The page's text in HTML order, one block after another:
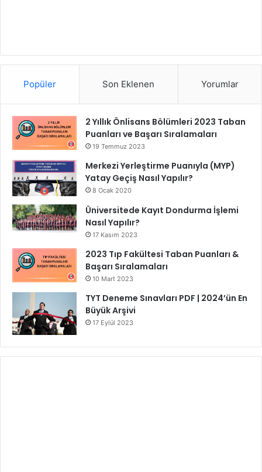
Popüler Son Eklenen Yorumlar
2 Yıllık Önlisans Bölümleri 2023 Taban
Puanları ve Başarı Sıralamaları
19 Temmuz 2023
Merkezi Yerleştirme Puanıyla (MYP)
Yatay Geçiş Nasıl Yapılır?
8 Ocak 2020
Üniversitede Kayıt Dondurma İşlemi
Nasıl Yapılır?
17 Kasım 2023
2023 Tıp Fakültesi Taban Puanları &
Başarı Sıralamaları
10 Mart 2023
TYT Deneme Sınavları PDF | 2024’ün En
Büyük Arşivi
17 Eylül 2023